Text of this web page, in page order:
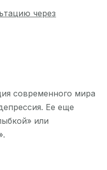
через
современного мира
Ее еще
или